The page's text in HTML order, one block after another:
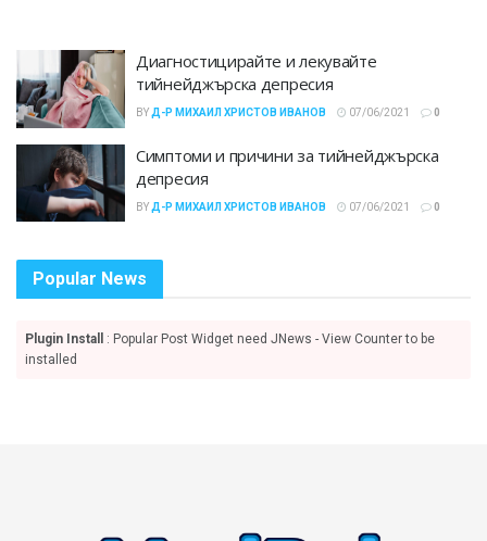
Диагностицирайте и лекувайте
тийнейджърска депресия
BY Д-Р МИХАИЛ ХРИСТОВ ИВАНОВ 07/06/2021 0
Симптоми и причини за тийнейджърска
депресия
BY Д-Р МИХАИЛ ХРИСТОВ ИВАНОВ 07/06/2021 0
Popular News
Plugin Install
: Popular Post Widget need JNews - View Counter to be
installed